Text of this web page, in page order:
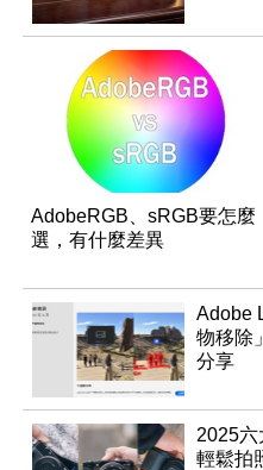
AdobeRGB、sRGB要怎麼
選，有什麼差異
Adobe
物移除
分享
2025六
輕鬆拍